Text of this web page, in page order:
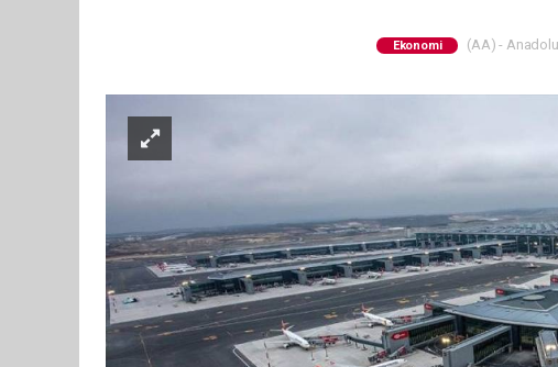
Ekonomi (AA) -